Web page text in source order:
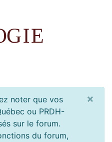
noter que vos
ou PRDH-
sur le forum.
du forum,
×